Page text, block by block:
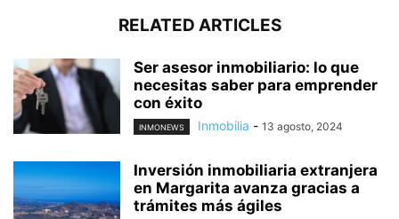
RELATED ARTICLES
Ser asesor inmobiliario: lo que
necesitas saber para emprender
con éxito
INMONEWS Inmobilia - 13 agosto, 2024
Inversión inmobiliaria extranjera
en Margarita avanza gracias a
trámites más ágiles